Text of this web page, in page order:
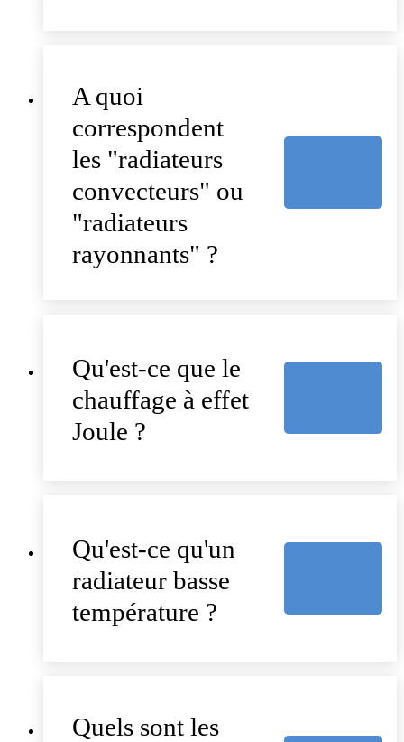
A quoi
correspondent
les "radiateurs
convecteurs" ou
"radiateurs
rayonnants" ?
Qu'est-ce que le
chauffage à effet
Joule ?
Qu'est-ce qu'un
radiateur basse
température ?
Quels sont les